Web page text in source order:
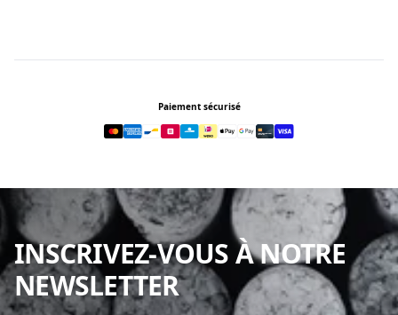
Paiement sécurisé
INSCRIVEZ-VOUS À NOTRE
NEWSLETTER